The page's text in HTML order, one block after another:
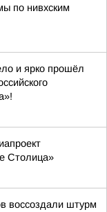
по нивхским
и ярко прошёл
Столица»
воссоздали штурм